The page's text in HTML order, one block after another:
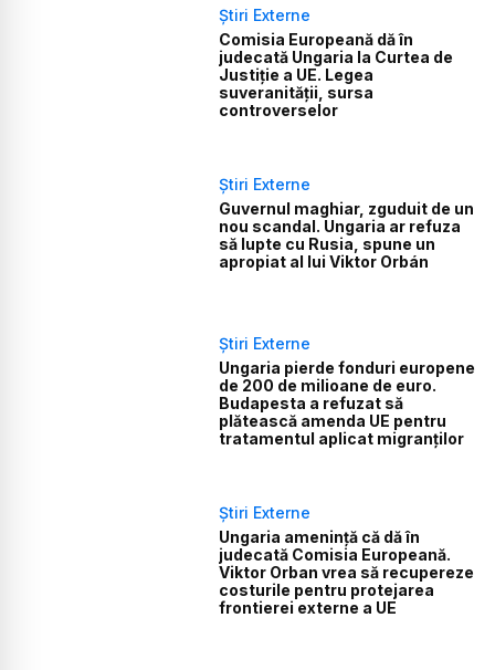
Știri Externe
Comisia Europeană dă în
judecată Ungaria la Curtea de
Justiție a UE. Legea
suveranității, sursa
controverselor
Știri Externe
Guvernul maghiar, zguduit de un
nou scandal. Ungaria ar refuza
să lupte cu Rusia, spune un
apropiat al lui Viktor Orbán
Știri Externe
Ungaria pierde fonduri europene
de 200 de milioane de euro.
Budapesta a refuzat să
plătească amenda UE pentru
tratamentul aplicat migranților
Știri Externe
Ungaria amenință că dă în
judecată Comisia Europeană.
Viktor Orban vrea să recupereze
costurile pentru protejarea
frontierei externe a UE